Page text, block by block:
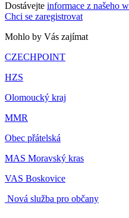
Dostávejte informace z našeho
Chci se zaregistrovat
Mohlo by Vás zajímat
CZECHPOINT
HZS
Olomoucký kraj
MMR
Obec přátelská
MAS Moravský kras
VAS Boskovice
Nová služba pro občany